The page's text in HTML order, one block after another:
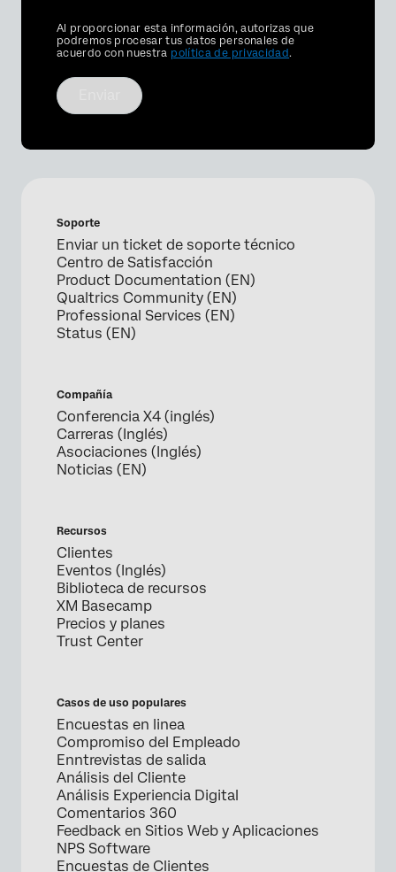
Privacy
Optin
Al proporcionar esta información, autorizas que
podremos procesar tus datos personales de
acuerdo con nuestra política de privacidad.
Soporte
Enviar un ticket de soporte técnico
Centro de Satisfacción
Product Documentation (EN)
Qualtrics Community (EN)
Professional Services (EN)
Status (EN)
Compañía
Conferencia X4 (inglés)
Carreras (Inglés)
Asociaciones (Inglés)
Noticias (EN)
Recursos
Clientes
Eventos (Inglés)
Biblioteca de recursos
XM Basecamp
Precios y planes
Trust Center
Casos de uso populares
Encuestas en linea
Compromiso del Empleado
Enntrevistas de salida
Análisis del Cliente
Análisis Experiencia Digital
Comentarios 360
Feedback en Sitios Web y Aplicaciones
NPS Software
Encuestas de Clientes